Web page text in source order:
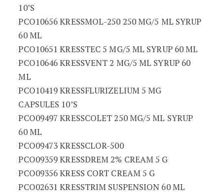
10’S
PCO10656 KRESSMOL-250 250 MG/5 ML SYRUP
60 ML
PCO10651 KRESSTEC 5 MG/5 ML SYRUP 60 ML
PCO10646 KRESSVENT 2 MG/5 ML SYRUP 60
ML
PCO10419 KRESSFLURIZELIUM 5 MG
CAPSULES 10’S
PCO09497 KRESSCOLET 250 MG/5 ML SYRUP
60 ML
PCO09473 KRESSCLOR-500
PCO09359 KRESSDREM 2% CREAM 5 G
PCO09356 KRESS CORT CREAM 5 G
PCO02631 KRESSTRIM SUSPENSION 60 ML